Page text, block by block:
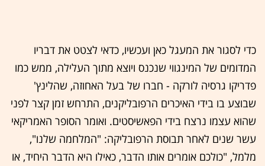
כדי לסגור את המעגל כאן ועכשיו, כדאי לצטט את דבריו
המדומים של המינגווי שנכנס ויוצא מתוך העלילה, ממש כמו
פדריקו גרסיה לורקה - חברו של בעל האחוזה, שהלינץ'
שבוצע בו בידי האיכרים הרפובליקנים, התרחש זמן קצר לפני
שהוא עצמו נרצח בידי הפאשיסטים. ואומר הסופר האמריקאי
עשר שנים לאחר תבוסת הרפובליקה: "המלחמה שלנו",
מלמל, "כולכם אומרים אותו הדבר, כאילו היא הדבר היחיד, או